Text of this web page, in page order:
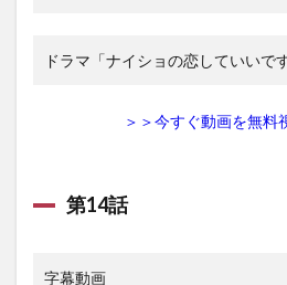
ドラマ「ナイショの恋していいで
＞＞今すぐ動画を無料
第14話
字幕動画